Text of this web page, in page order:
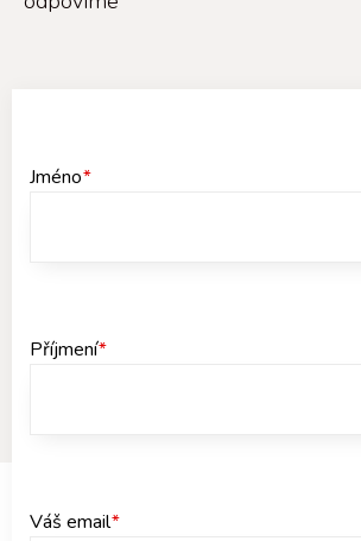
Jméno*
Příjmení*
Váš email*